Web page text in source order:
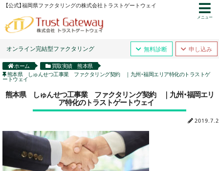
【公式】福岡県ファクタリングの株式会社トラストゲートウェイ
オンライン完結型ファクタリング 無料診断 申し込み
メニュー
ホーム
買取実績 熊本県
熊本県 しゅんせつ工事業 ファクタリング契約 ｜九州・福岡エリア特化のトラストゲ
ートウェイ
熊本県 しゅんせつ工事業 ファクタリング契約 ｜九州・福岡エリ
ア特化のトラストゲートウェイ
2019.7.2